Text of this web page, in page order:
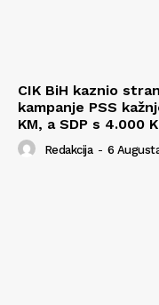
CIK BiH kaznio
kampanje PSS
KM, a SDP s 4.000
Redakcija - 6